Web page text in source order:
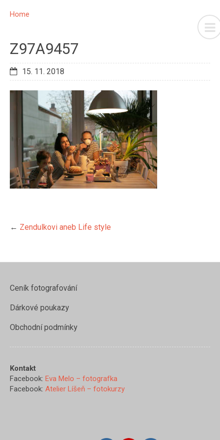
Home
Z97A9457
15. 11. 2018
← Zendulkovi aneb Life style
Ceník fotografování
Dárkové poukazy
Obchodní podmínky
Kontakt
Facebook: Eva Melo – fotografka
Facebook: Atelier Líšeň – fotokurzy